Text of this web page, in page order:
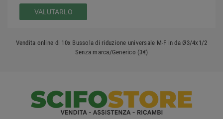
VALUTARLO
Vendita online di 10x Bussola di riduzione universale M-F in da Ø3/4x1/2
Senza marca/Generico (3€)